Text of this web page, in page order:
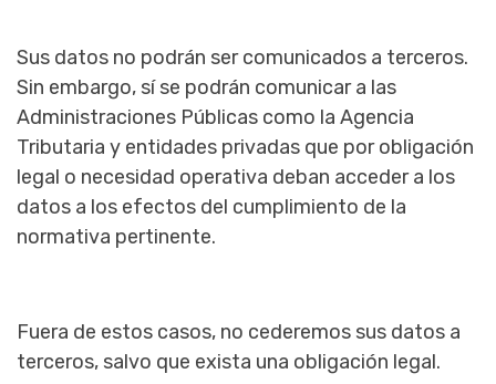
Sus datos no podrán ser comunicados a terceros.
Sin embargo, sí se podrán comunicar a las
Administraciones Públicas como la Agencia
Tributaria y entidades privadas que por obligación
legal o necesidad operativa deban acceder a los
datos a los efectos del cumplimiento de la
normativa pertinente.
Fuera de estos casos, no cederemos sus datos a
terceros, salvo que exista una obligación legal.